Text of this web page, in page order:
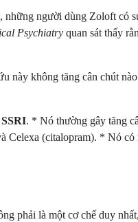
người dùng Zoloft
Psychiatry quan sát thấy
này không tăng cân chút
. * Nó thường gây tăng
(citalopram). * Nó
phải là một cơ chế duy